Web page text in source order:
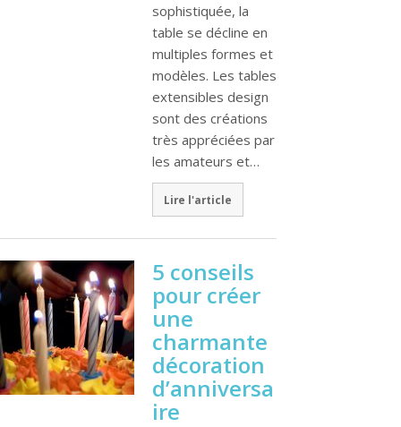
sophistiquée, la
table se décline en
multiples formes et
modèles. Les tables
extensibles design
sont des créations
très appréciées par
les amateurs et…
Lire l'article
5 conseils
pour créer
une
charmante
décoration
d’anniversa
ire